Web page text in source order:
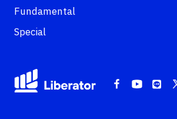
Fundamental
Special